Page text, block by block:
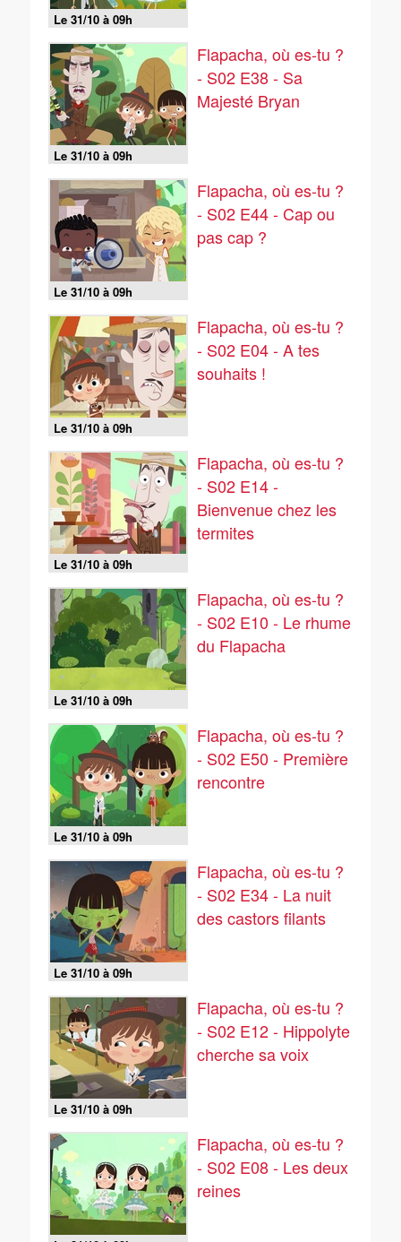
Le 31/10 à 09h
Le 31/10 à 09h
Flapacha, où es-tu ?
- S02 E38 - Sa
Majesté Bryan
Le 31/10 à 09h
Flapacha, où es-tu ?
- S02 E44 - Cap ou
pas cap ?
Le 31/10 à 09h
Flapacha, où es-tu ?
- S02 E04 - A tes
souhaits !
Le 31/10 à 09h
Flapacha, où es-tu ?
- S02 E14 -
Bienvenue chez les
termites
Le 31/10 à 09h
Flapacha, où es-tu ?
- S02 E10 - Le rhume
du Flapacha
Le 31/10 à 09h
Flapacha, où es-tu ?
- S02 E50 - Première
rencontre
Le 31/10 à 09h
Flapacha, où es-tu ?
- S02 E34 - La nuit
des castors filants
Le 31/10 à 09h
Flapacha, où es-tu ?
- S02 E12 - Hippolyte
cherche sa voix
Flapacha, où es-tu ?
- S02 E08 - Les deux
reines